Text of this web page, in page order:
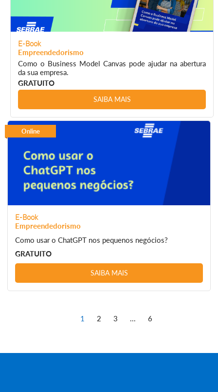
E-Book
Empreendedorismo
Como o Business Model Canvas pode ajudar na abertura
da sua empresa.
GRATUITO
SAIBA MAIS
Online
E-Book
Empreendedorismo
Como usar o ChatGPT nos pequenos negócios?
GRATUITO
SAIBA MAIS
1 2 3 ... 6